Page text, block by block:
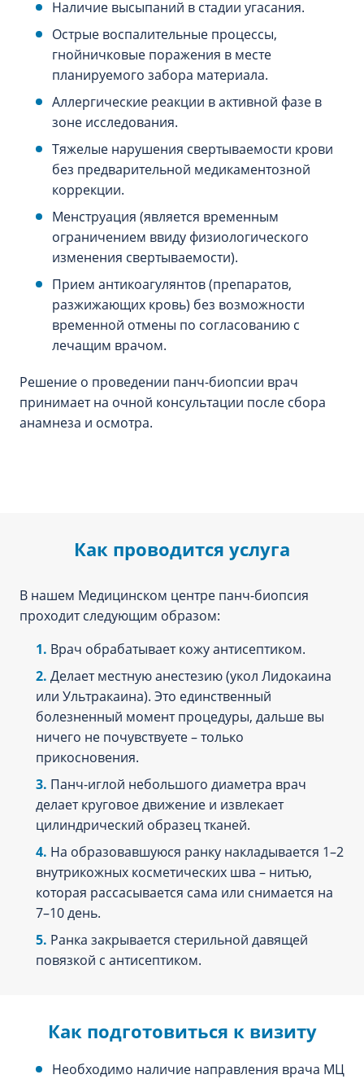
Наличие высыпаний в стадии угасания.
Острые воспалительные процессы,
гнойничковые поражения в месте
планируемого забора материала.
Аллергические реакции в активной фазе в
зоне исследования.
Тяжелые нарушения свертываемости крови
без предварительной медикаментозной
коррекции.
Менструация (является временным
ограничением ввиду физиологического
изменения свертываемости).
Прием антикоагулянтов (препаратов,
разжижающих кровь) без возможности
временной отмены по согласованию с
лечащим врачом.
Решение о проведении панч-биопсии врач
принимает на очной консультации после сбора
анамнеза и осмотра.
Как проводится услуга
В нашем Медицинском центре панч-биопсия
проходит следующим образом:
Врач обрабатывает кожу антисептиком.
Делает местную анестезию (укол Лидокаина
или Ультракаина). Это единственный
болезненный момент процедуры, дальше вы
ничего не почувствуете – только
прикосновения.
Панч-иглой небольшого диаметра врач
делает круговое движение и извлекает
цилиндрический образец тканей.
На образовавшуюся ранку накладывается 1–2
внутрикожных косметических шва – нитью,
которая рассасывается сама или снимается на
7–10 день.
Ранка закрывается стерильной давящей
повязкой с антисептиком.
Как подготовиться к визиту
Необходимо наличие направления врача МЦ